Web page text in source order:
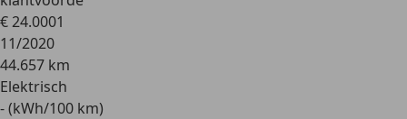
€ 24.0001
11/2020
44.657 km
Elektrisch
- (kWh/100 km)